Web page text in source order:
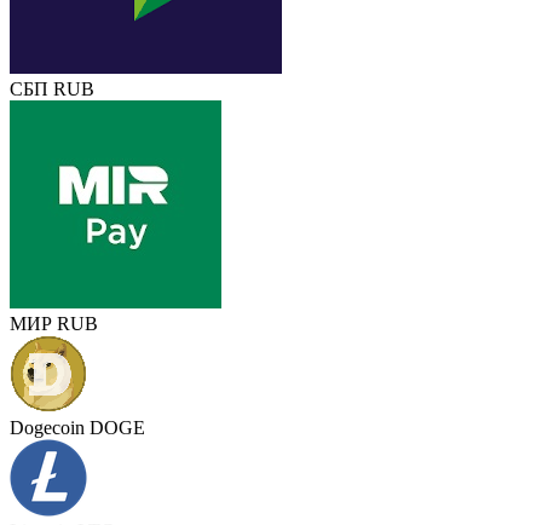
СБП RUB
МИР RUB
Dogecoin DOGE